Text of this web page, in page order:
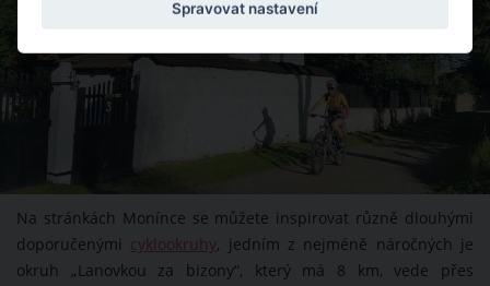
Na stránkách Monínce se můžete inspirovat různě dlouhými
doporučenými cyklookruhy, jedním z nejméně náročných je
okruh „Lanovkou za bizony“, který má 8 km, vede přes
Spravovat nastavení